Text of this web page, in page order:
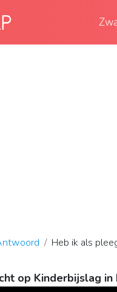
Heb ik als
op Kinderbijslag